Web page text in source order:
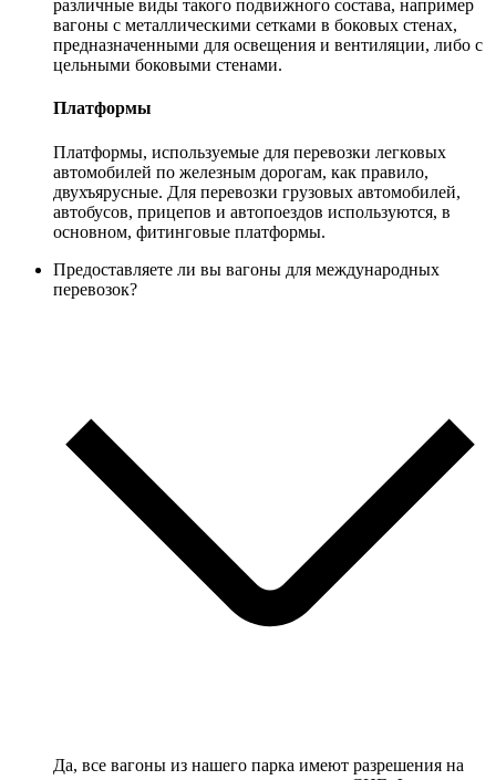
различные виды такого подвижного состава, например
вагоны с металлическими сетками в боковых стенах,
предназначенными для освещения и вентиляции, либо с
цельными боковыми стенами.
Платформы
Платформы, используемые для перевозки легковых
автомобилей по железным дорогам, как правило,
двухъярусные. Для перевозки грузовых автомобилей,
автобусов, прицепов и автопоездов используются, в
основном, фитинговые платформы.
Предоставляете ли вы вагоны для международных
перевозок?
Да, все вагоны из нашего парка имеют разрешения на